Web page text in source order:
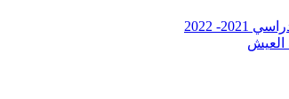
2022
العيش